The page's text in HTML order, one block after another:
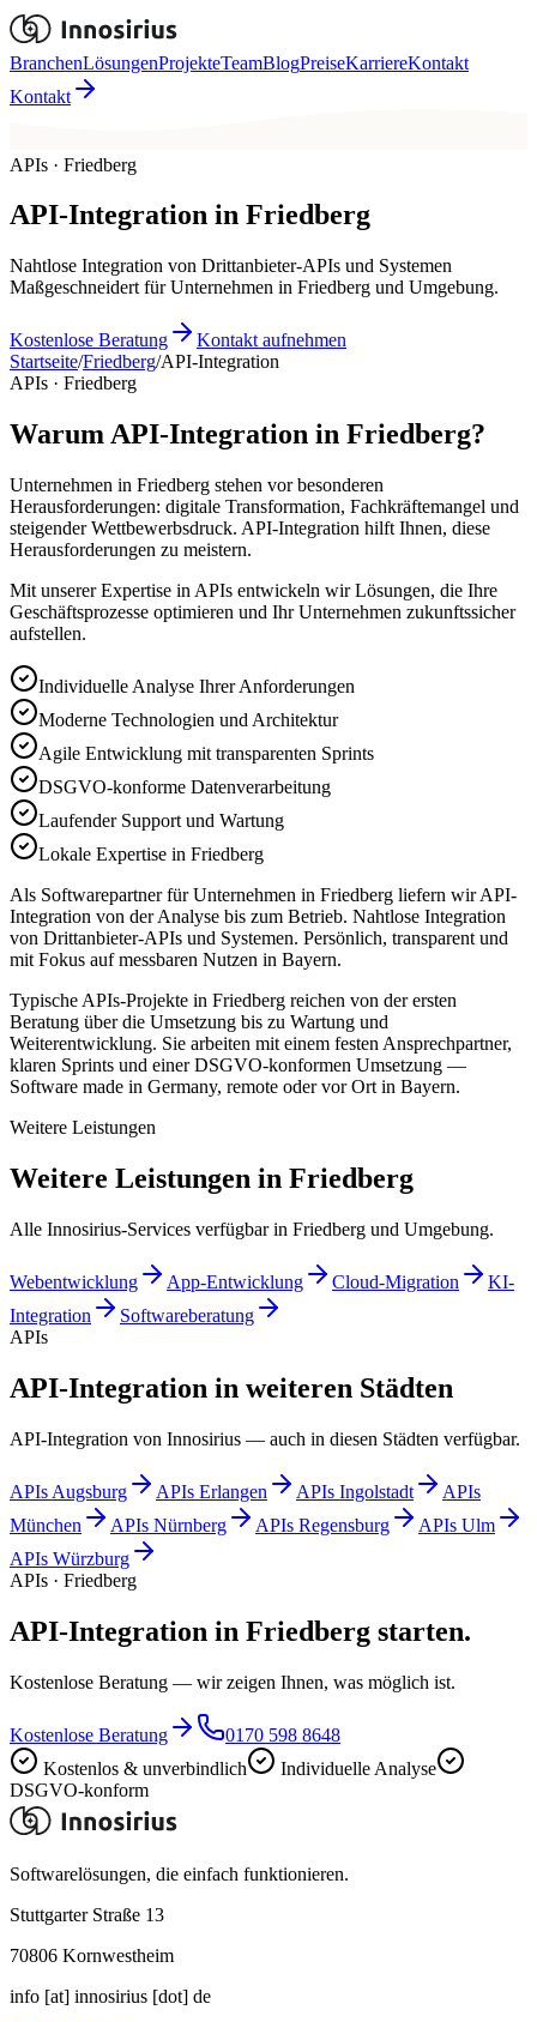
BranchenLösungenProjekteTeamBlogPreiseKarriereKontakt
Kontakt
APIs · Friedberg
API-Integration in Friedberg
Nahtlose Integration von Drittanbieter-APIs und Systemen
Maßgeschneidert für Unternehmen in Friedberg und Umgebung.
Kostenlose Beratung
Kontakt aufnehmen
Startseite/Friedberg/API-Integration
APIs · Friedberg
Warum API-Integration in Friedberg?
Unternehmen in Friedberg stehen vor besonderen
Herausforderungen: digitale Transformation, Fachkräftemangel und
steigender Wettbewerbsdruck. API-Integration hilft Ihnen, diese
Herausforderungen zu meistern.
Mit unserer Expertise in APIs entwickeln wir Lösungen, die Ihre
Geschäftsprozesse optimieren und Ihr Unternehmen zukunftssicher
aufstellen.
Individuelle Analyse Ihrer Anforderungen
Moderne Technologien und Architektur
Agile Entwicklung mit transparenten Sprints
DSGVO-konforme Datenverarbeitung
Laufender Support und Wartung
Lokale Expertise in Friedberg
Als Softwarepartner für Unternehmen in Friedberg liefern wir API-
Integration von der Analyse bis zum Betrieb. Nahtlose Integration
von Drittanbieter-APIs und Systemen. Persönlich, transparent und
mit Fokus auf messbaren Nutzen in Bayern.
Typische APIs-Projekte in Friedberg reichen von der ersten
Beratung über die Umsetzung bis zu Wartung und
Weiterentwicklung. Sie arbeiten mit einem festen Ansprechpartner,
klaren Sprints und einer DSGVO-konformen Umsetzung —
Software made in Germany, remote oder vor Ort in Bayern.
Weitere Leistungen
Weitere Leistungen in Friedberg
Alle Innosirius-Services verfügbar in Friedberg und Umgebung.
Webentwicklung App-Entwicklung Cloud-Migration
KI-
Integration
Softwareberatung
APIs
API-Integration in weiteren Städten
API-Integration von Innosirius — auch in diesen Städten verfügbar.
APIs Augsburg APIs Erlangen APIs Ingolstadt
APIs
München
APIs Nürnberg APIs Regensburg APIs Ulm
APIs Würzburg
APIs · Friedberg
API-Integration in Friedberg starten.
Kostenlose Beratung — wir zeigen Ihnen, was möglich ist.
Kostenlose Beratung
0170 598 8648
Kostenlos & unverbindlich
Individuelle Analyse
DSGVO-konform
Softwarelösungen, die einfach funktionieren.
Stuttgarter Straße 13
70806 Kornwestheim
info [at] innosirius [dot] de